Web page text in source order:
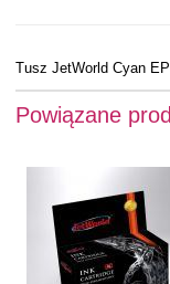
Tusz JetWorld Cyan
Powiązane